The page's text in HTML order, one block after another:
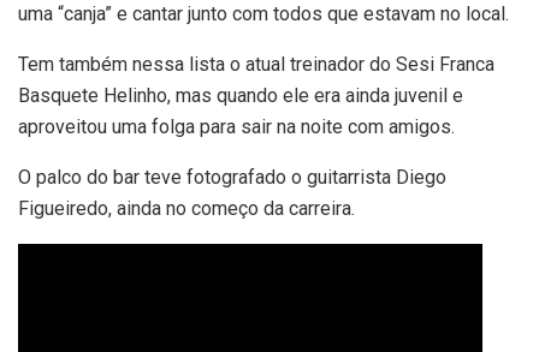
uma “canja” e cantar junto com todos que estavam no local.
Tem também nessa lista o atual treinador do Sesi Franca
Basquete Helinho, mas quando ele era ainda juvenil e
aproveitou uma folga para sair na noite com amigos.
O palco do bar teve fotografado o guitarrista Diego
Figueiredo, ainda no começo da carreira.